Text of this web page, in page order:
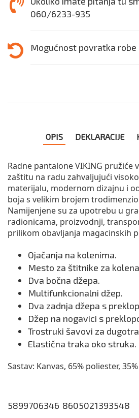
060/6233-935
Mogućnost povratka robe
OPIS DEKLARACIJE
Radne pantalone VIKING pružiće
zaštitu na radu zahvaljujući
materijalu, modernom dizajnu i
boja s velikim brojem
Namijenjene su za upotrebu u
radionicama, proizvodnji,
prilikom obavljanja magacinskih
Ojačanja na kolenima.
Mesto za štitnike za
Dva bočna džepa.
Multifunkcionalni džep.
Dva zadnja džepa s
Džep na nogavici s
Trostruki šavovi za
Elastična traka oko struka.
Sastav: Kanvas, 65% poliester,
5899706346 8605021393548